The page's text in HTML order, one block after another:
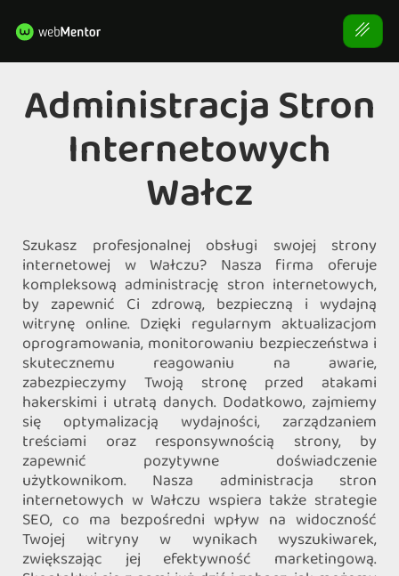
Administracja Stron
Internetowych
Wałcz
Szukasz profesjonalnej obsługi swojej strony
internetowej w Wałczu? Nasza firma oferuje
kompleksową administrację stron internetowych,
by zapewnić Ci zdrową, bezpieczną i wydajną
witrynę online. Dzięki regularnym aktualizacjom
oprogramowania, monitorowaniu bezpieczeństwa i
skutecznemu reagowaniu na awarie,
zabezpieczymy Twoją stronę przed atakami
hakerskimi i utratą danych. Dodatkowo, zajmiemy
się optymalizacją wydajności, zarządzaniem
treściami oraz responsywnością strony, by
zapewnić pozytywne doświadczenie
użytkownikom. Nasza administracja stron
internetowych w Wałczu wspiera także strategie
SEO, co ma bezpośredni wpływ na widoczność
Twojej witryny w wynikach wyszukiwarek,
zwiększając jej efektywność marketingową.